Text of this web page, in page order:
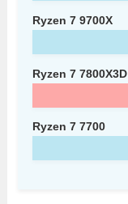
Ryzen 7 9700X
Ryzen 7 7800X3D
Ryzen 7 7700